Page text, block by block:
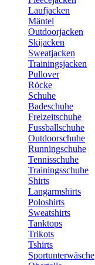
Laufjacken
Mäntel
Outdoorjacken
Skijacken
Sweatjacken
Trainingsjacken
Pullover
Röcke
Schuhe
Badeschuhe
Freizeitschuhe
Fussballschuhe
Outdoorschuhe
Runningschuhe
Tennisschuhe
Trainingsschuhe
Shirts
Langarmshirts
Poloshirts
Sweatshirts
Tanktops
Trikots
Tshirts
Sportunterwäsche